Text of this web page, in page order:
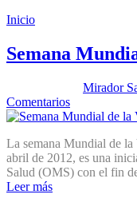
Inicio
Semana
Mirador
Comentarios
La semana Mundial de
abril de 2012, es una
Salud (OMS) con el fin
Leer más